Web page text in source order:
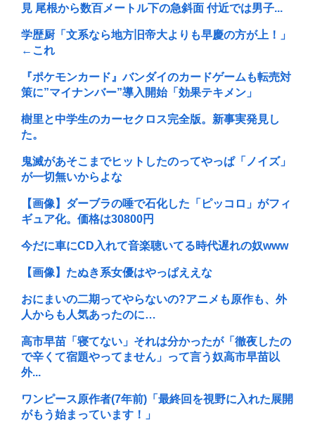
見 尾根から数百メートル下の急斜面 付近では男子...
学歴厨「文系なら地方旧帝大よりも早慶の方が上！」
←これ
『ポケモンカード』バンダイのカードゲームも転売対
策に”マイナンバー”導入開始「効果テキメン」
樹里と中学生のカーセクロス完全版。新事実発見し
た。
鬼滅があそこまでヒットしたのってやっぱ「ノイズ」
が一切無いからよな
【画像】ダーブラの唾で石化した「ピッコロ」がフィ
ギュア化。価格は30800円
今だに車にCD入れて音楽聴いてる時代遅れの奴www
【画像】たぬき系女優はやっぱええな
おにまいの二期ってやらないの?アニメも原作も、外
人からも人気あったのに…
高市早苗「寝てない」それは分かったが「徹夜したの
で辛くて宿題やってません」って言う奴高市早苗以
外...
ワンピース原作者(7年前)「最終回を視野に入れた展開
がもう始まっています！」